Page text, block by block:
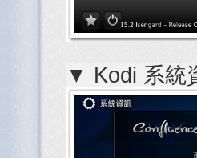
▼ Kodi 系統